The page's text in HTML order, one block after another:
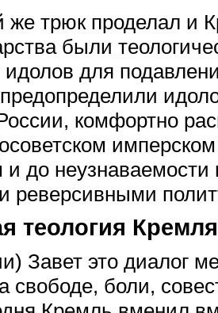
же трюк проделал и
были
для
комфортно
и до
реверсивными
теология
Завет это диалог
свободе, боли,